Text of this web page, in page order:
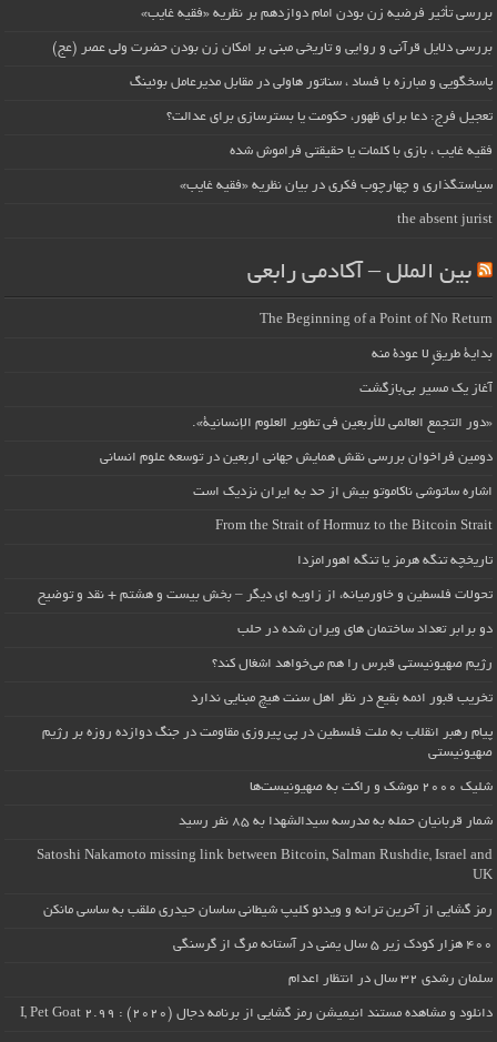
بررسی تأثیر فرضیه زن بودن امام دوازدهم بر نظریه «فقیه غایب»
بررسی دلایل قرآنی و روایی و تاریخی مبنی بر امکان زن بودن حضرت ولی عصر (عج)
پاسخگویی و مبارزه با فساد ، سناتور هاولی در مقابل مدیرعامل بوئینگ
تعجیل فرج: دعا برای ظهور، حکومت یا بسترسازی برای عدالت؟
فقیه غایب ، بازی با کلمات یا حقیقتی فراموش شده
سیاستگذاری و چهارچوب فکری در بیان نظریه «فقیه غایب»
the absent jurist
بین الملل – آکادمی رابعی
The Beginning of a Point of No Return
بداية طريقٍ لا عودة منه
آغاز یک مسیر بی‌بازگشت
«دور التجمع العالمي للأربعين في تطوير العلوم الإنسانية».
دومین فراخوان بررسی نقش همایش جهانی اربعین در توسعه علوم انسانی
اشاره ساتوشی ناکاموتو بیش از حد به ایران نزدیک است
From the Strait of Hormuz to the Bitcoin Strait
تاریخچه تنگه هرمز یا تنگه اهورامزدا
تحولات فلسطین و خاورمیانه، از زاویه ای دیگر – بخش بیست و هشتم + نقد و توضیح
دو برابر تعداد ساختمان های ویران شده در حلب
رژیم صهیونیستی قبرس را هم می‌خواهد اشغال کند؟
تخریب قبور ائمه بقیع در نظر اهل سنت هیچ مبنایی ندارد
پیام رهبر انقلاب به ملت فلسطین در پی پیروزی مقاومت در جنگ دوازده روزه بر رژیم
صهیونیستی
شلیک ۲۰۰۰ موشک و راکت به صهیونیست‌ها
شمار قربانیان حمله به مدرسه سیدالشهدا به ۸۵ نفر رسید
Satoshi Nakamoto missing link between Bitcoin, Salman Rushdie, Israel and
UK
رمز گشایی از آخرین ترانه و ویدئو کلیپ شیطانی ساسان حیدری ملقب به ساسی مانکن
۴۰۰ هزار کودک زیر ۵ سال یمنی در آستانه مرگ از گرسنگی
سلمان رشدی ۳۲ سال در انتظار اعدام
دانلود و مشاهده مستند انیمیشن رمز گشایی از برنامه دجال (۲۰۲۰) : I, Pet Goat 2.99